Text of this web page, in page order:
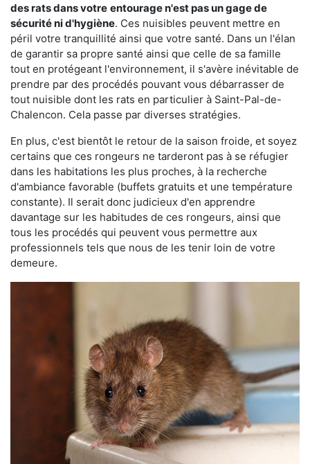
des rats dans votre entourage n'est pas un gage de
sécurité ni d'hygiène. Ces nuisibles peuvent mettre en
péril votre tranquillité ainsi que votre santé. Dans un l'élan
de garantir sa propre santé ainsi que celle de sa famille
tout en protégeant l'environnement, il s'avère inévitable de
prendre par des procédés pouvant vous débarrasser de
tout nuisible dont les rats en particulier à Saint-Pal-de-
Chalencon. Cela passe par diverses stratégies.
En plus, c'est bientôt le retour de la saison froide, et soyez
certains que ces rongeurs ne tarderont pas à se réfugier
dans les habitations les plus proches, à la recherche
d'ambiance favorable (buffets gratuits et une température
constante). Il serait donc judicieux d'en apprendre
davantage sur les habitudes de ces rongeurs, ainsi que
tous les procédés qui peuvent vous permettre aux
professionnels tels que nous de les tenir loin de votre
demeure.